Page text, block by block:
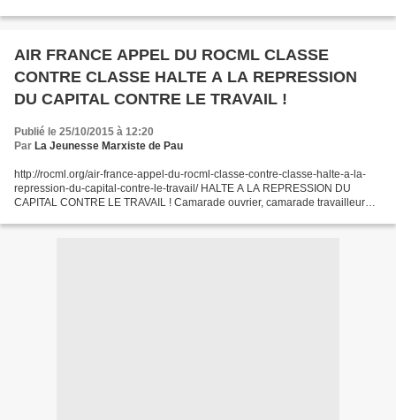
AIR FRANCE APPEL DU ROCML CLASSE
CONTRE CLASSE HALTE A LA REPRESSION
DU CAPITAL CONTRE LE TRAVAIL !
Publié le 25/10/2015 à 12:20
Par La Jeunesse Marxiste de Pau
http://rocml.org/air-france-appel-du-rocml-classe-contre-classe-halte-a-la-
repression-du-capital-contre-le-travail/ HALTE A LA REPRESSION DU
CAPITAL CONTRE LE TRAVAIL ! Camarade ouvrier, camarade travailleur